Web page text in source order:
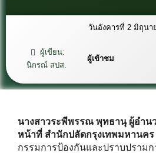
วันอังคารที่ 2 มิถุนา
ผู้เขียน:
นิกรณ์ สปส.
ผู้เข้าชม
นางสาวระพีพรรณ พุทธานุ ผู้อำน
หน้าที่ สำนักปลัดกรุงเทพมหานคร
กรรมการป้องกันและปราบปราม